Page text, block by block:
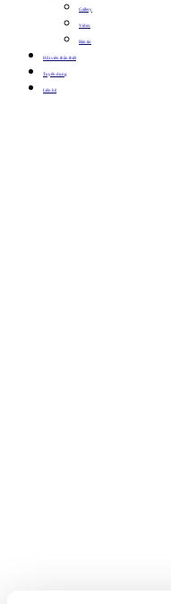
Gallery
Video
Bản tin
Hội viên thân thiết
Tuyển dụng
Liên hệ